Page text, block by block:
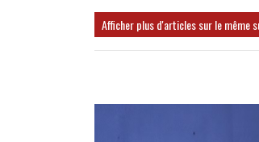
Afficher plus d'articles sur le même